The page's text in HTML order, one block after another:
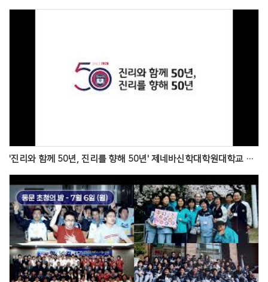
Views
'진리와 함께 50년, 진리를 향해 50년' 제네바신학대학원대학교 개교 50주년 초청의 밤 기념영상
Views